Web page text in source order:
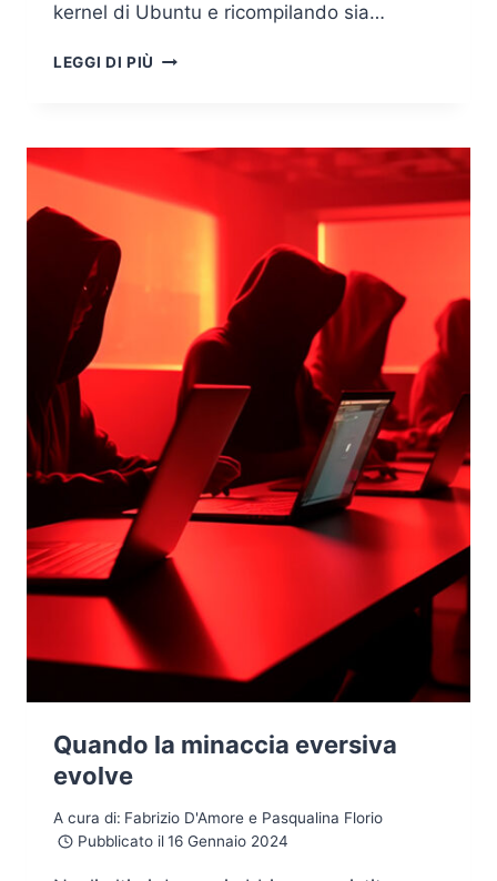
kernel di Ubuntu e ricompilando sia…
LEGGI DI PIÙ TSURUGI
ITALIANA
LA
CYBER
MALWARE
ANALYSIS
OSINT
AVANZATO
CON
COMPUTER
VISION
Quando la minaccia eversiva
evolve
A cura di: Fabrizio D'Amore e Pasqualina Florio
Pubblicato il 16 Gennaio 2024